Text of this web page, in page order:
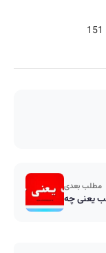
151
مطلب بعدی